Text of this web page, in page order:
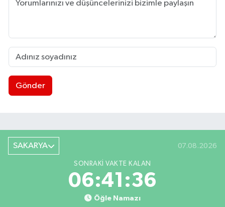
Gönder
SAKARYA 07.08.2026
SONRAKI VAKTE KALAN
06:41:35
Öğle Namazı